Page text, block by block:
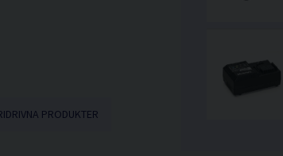
PRODUKTER